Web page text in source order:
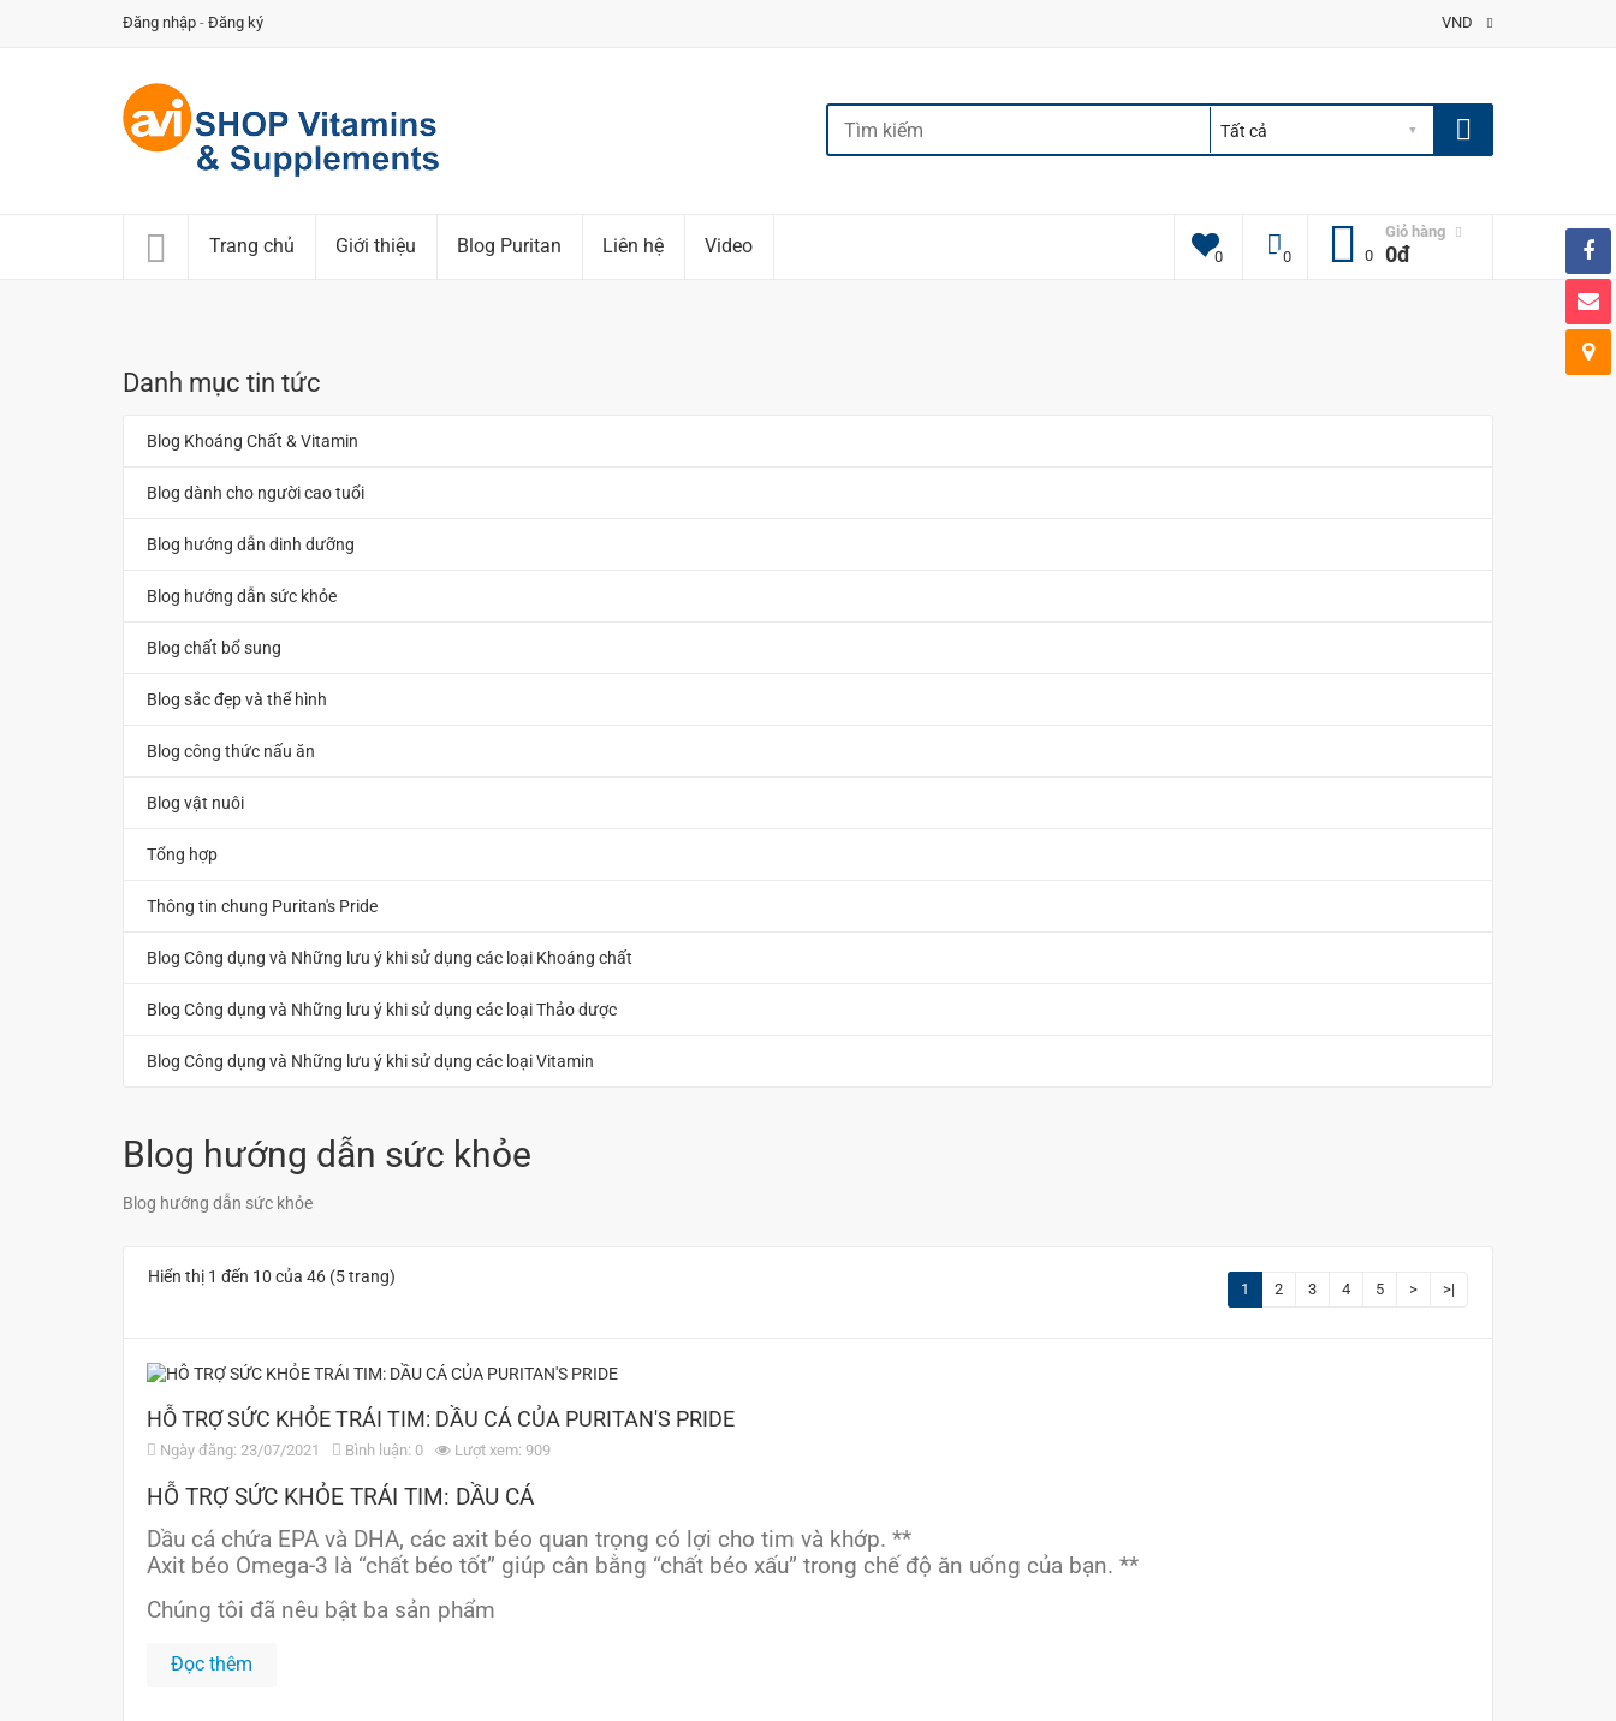
Đăng nhập - Đăng ký VND
Trang chủ Giới thiệu Blog Puritan Liên hệ Video 0 0
Giỏ hàng
0
0đ
Danh mục tin tức
Blog Khoáng Chất & Vitamin
Blog dành cho người cao tuổi
Blog hướng dẫn dinh dưỡng
Blog hướng dẫn sức khỏe
Blog chất bổ sung
Blog sắc đẹp và thể hình
Blog công thức nấu ăn
Blog vật nuôi
Tổng hợp
Thông tin chung Puritan's Pride
Blog Công dụng và Những lưu ý khi sử dụng các loại Khoáng chất
Blog Công dụng và Những lưu ý khi sử dụng các loại Thảo dược
Blog Công dụng và Những lưu ý khi sử dụng các loại Vitamin
Blog hướng dẫn sức khỏe
Blog hướng dẫn sức khỏe
Hiển thị 1 đến 10 của 46 (5 trang)
1 2 3 4 5 > >|
HỖ TRỢ SỨC KHỎE TRÁI TIM: DẦU CÁ CỦA PURITAN'S PRIDE
Ngày đăng: 23/07/2021 Bình luận: 0 Lượt xem: 909
HỖ TRỢ SỨC KHỎE TRÁI TIM: DẦU CÁ
Dầu cá chứa EPA và DHA, các axit béo quan trọng có lợi cho tim và khớp. **
Axit béo Omega-3 là “chất béo tốt” giúp cân bằng “chất béo xấu” trong chế độ ăn uống của bạn. **
Chúng tôi đã nêu bật ba sản phẩm
Đọc thêm